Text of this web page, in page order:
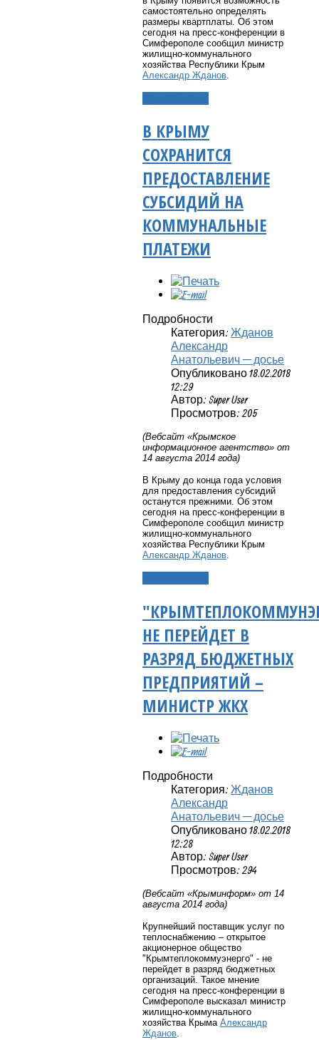
самостоятельно определять
размеры квартплаты. Об этом
сегодня на пресс-конференции в
Симферополе сообщил министр
жилищно-коммунального
хозяйства Республики Крым
Александр Жданов
В КРЫМУ
СОХРАНИТСЯ
ПРЕДОСТАВЛЕНИЕ
СУБСИДИЙ НА
КОММУНАЛЬНЫЕ
ПЛАТЕЖИ
Подробности
Категория: Жданов
Александр
Анатольевич — досье
Опубликовано 18.02.2018
12:29
Автор: Super User
Просмотров: 205
(Вебсайт «Крымское
информационное агентство» от
14 августа 2014 года)
В Крыму до конца года условия
для предоставления субсидий
останутся прежними. Об этом
сегодня на пресс-конференции в
Симферополе сообщил министр
жилищно-коммунального
хозяйства Республики Крым
Александр Жданов.
НЕ ПЕРЕЙДЕТ В
РАЗРЯД БЮДЖЕТНЫХ
ПРЕДПРИЯТИЙ –
МИНИСТР ЖКХ
Подробности
Категория: Жданов
Александр
Анатольевич — досье
Опубликовано 18.02.2018
12:28
Автор: Super User
Просмотров: 294
(Вебсайт «Крыминформ» от 14
августа 2014 года)
Крупнейший поставщик услуг по
теплоснабжению – открытое
акционерное общество
"Крымтеплокоммуэнерго" - не
перейдет в разряд бюджетных
организаций. Такое мнение
сегодня на пресс-конференции в
Симферополе высказал министр
жилищно-коммунального
хозяйства Крыма Александр
Жданов.